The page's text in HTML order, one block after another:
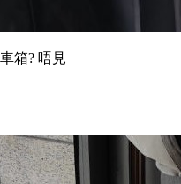
箱? 唔見